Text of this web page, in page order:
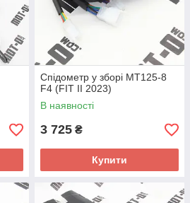
Спідометр у зборі МТ125-8
F4 (FIT II 2023)
В наявності
3 725 ₴
Купити